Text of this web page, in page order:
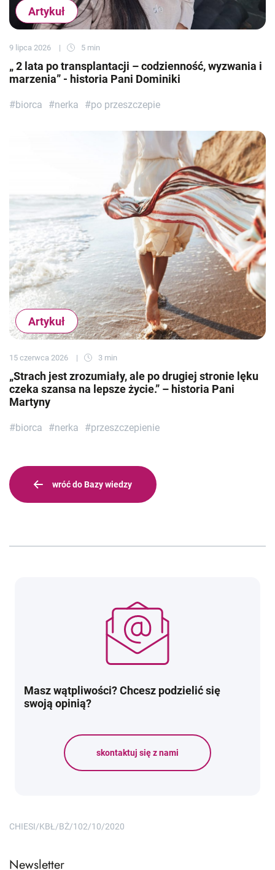
Artykuł
9 lipca 2026 5 min
„ 2 lata po transplantacji – codzienność, wyzwania i
marzenia” - historia Pani Dominiki
#biorca #nerka #po przeszczepie
Artykuł
15 czerwca 2026 3 min
„Strach jest zrozumiały, ale po drugiej stronie lęku
czeka szansa na lepsze życie.” – historia Pani
Martyny
#biorca #nerka #przeszczepienie
wróć do Bazy wiedzy
Masz wątpliwości? Chcesz podzielić się
swoją opinią?
skontaktuj się z nami
CHIESI/KBŁ/BŻ/102/10/2020
Newsletter